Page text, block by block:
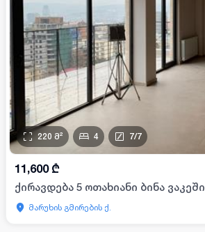
220 მ² 4 7/7
11,600 ₾
ქირავდება 5 ოთახიანი ბინა ვაკეში
მარუხის გმირების ქ.